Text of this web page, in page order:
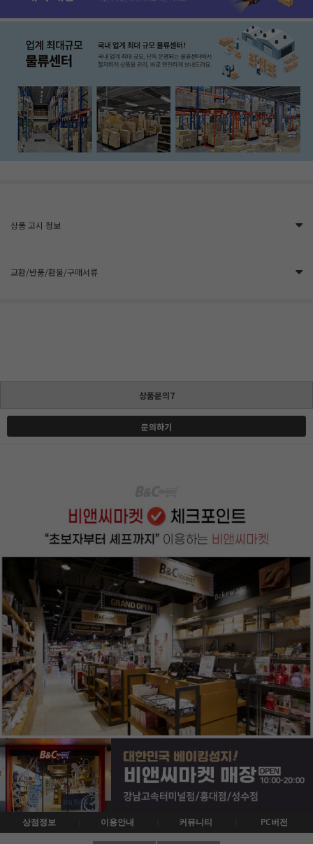
상품 고시 정보
교환/반품/환불/구매서류
상품문의7
문의하기
상점정보 이용안내 커뮤니티 PC버전